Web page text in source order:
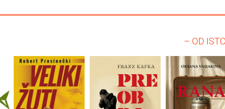
– OD